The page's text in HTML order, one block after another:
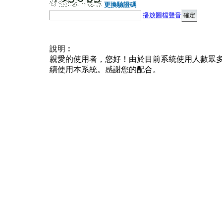
更換驗證碼
播放圖檔聲音
說明︰
親愛的使用者，您好！由於目前系統使用人數眾
續使用本系統。感謝您的配合。